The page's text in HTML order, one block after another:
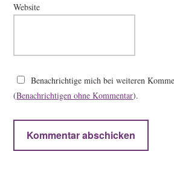
Website
Benachrichtige mich bei weiteren
(Benachrichtigen ohne Kommentar).